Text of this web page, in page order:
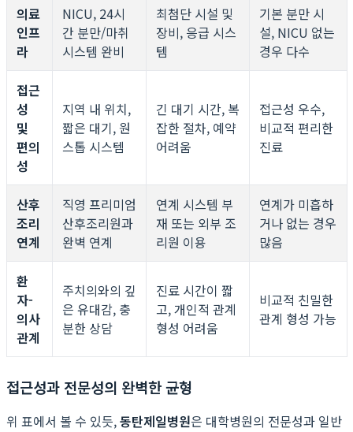
의료
인프
라
NICU, 24시
간 분만/마취
시스템 완비
최첨단 시설 및
장비, 응급 시스
템
기본 분만 시
설, NICU 없는
경우 다수
접근
성
및
편의
성
지역 내 위치,
짧은 대기, 원
스톱 시스템
긴 대기 시간, 복
잡한 절차, 예약
어려움
접근성 우수,
비교적 편리한
진료
산후
조리
연계
직영 프리미엄
산후조리원과
완벽 연계
연계 시스템 부
재 또는 외부 조
리원 이용
연계가 미흡하
거나 없는 경우
많음
환
자-
의사
관계
주치의와의 깊
은 유대감, 충
분한 상담
진료 시간이 짧
고, 개인적 관계
형성 어려움
비교적 친밀한
관계 형성 가능
접근성과 전문성의 완벽한 균형
위 표에서 볼 수 있듯,동탄제일병원은 대학병원의 전문성과 일반